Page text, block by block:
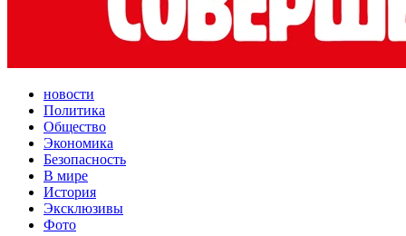
новости
Политика
Общество
Экономика
Безопасность
В мире
История
Эксклюзивы
Фото